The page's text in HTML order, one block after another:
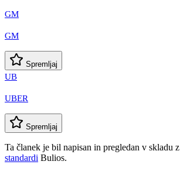
GM
GM
Spremljaj
UB
UBER
Spremljaj
Ta članek je bil napisan in pregledan v skladu z
standardi Bulios.